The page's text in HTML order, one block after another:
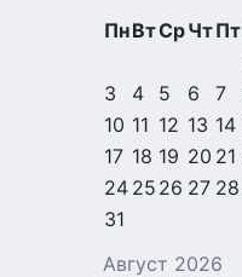
Август 2026
ПнВтСрЧтПт
3
4 5 6 7
10 11 12 13 14
17 18 19 20 21
24 25 26 27 28
31